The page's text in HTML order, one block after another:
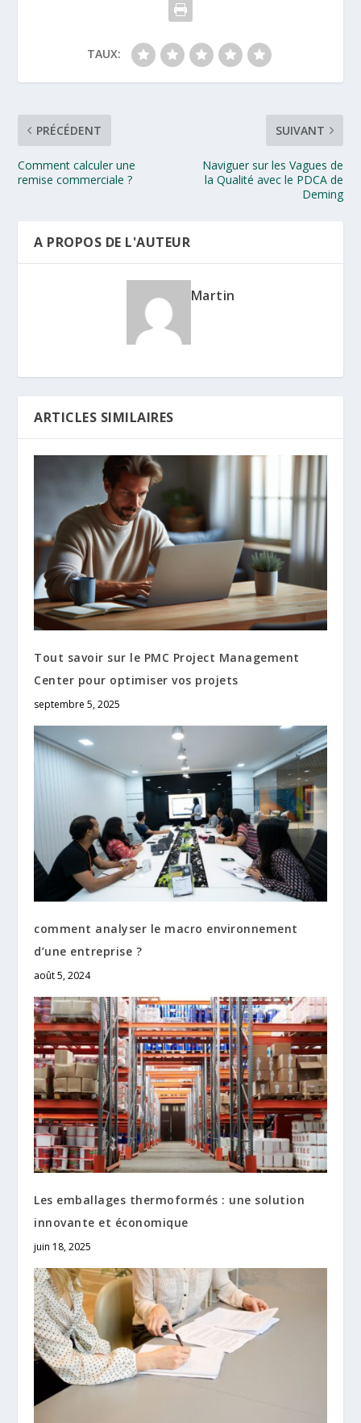
TAUX:
PRÉCÉDENT
Comment calculer une
remise commerciale ?
SUIVANT
Naviguer sur les Vagues de
la Qualité avec le PDCA de
Deming
A PROPOS DE L'AUTEUR
Martin
ARTICLES SIMILAIRES
Tout savoir sur le PMC Project Management
Center pour optimiser vos projets
septembre 5, 2025
comment analyser le macro environnement
d’une entreprise ?
août 5, 2024
Les emballages thermoformés : une solution
innovante et économique
juin 18, 2025